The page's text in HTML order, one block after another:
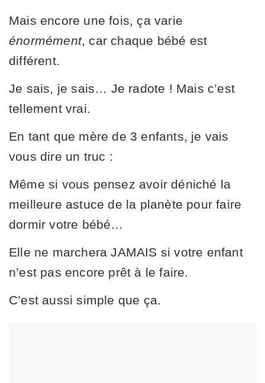
Mais encore une fois, ça varie
énormément, car chaque bébé est
différent.
Je sais, je sais… Je radote ! Mais c’est
tellement vrai.
En tant que mère de 3 enfants, je vais
vous dire un truc :
Même si vous pensez avoir déniché la
meilleure astuce de la planète pour faire
dormir votre bébé…
Elle ne marchera JAMAIS si votre enfant
n’est pas encore prêt à le faire.
C’est aussi simple que ça.